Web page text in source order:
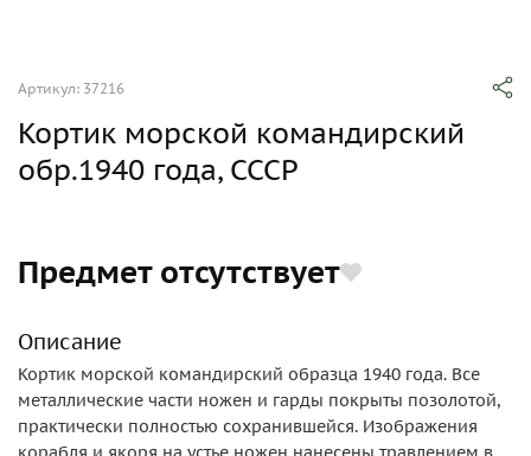
Артикул: 37216
Кортик морской командирский
обр.1940 года, СССР
Предмет отсутствует
Описание
Кортик морской командирский образца 1940 года. Все
металлические части ножен и гарды покрыты позолотой,
практически полностью сохранившейся. Изображения